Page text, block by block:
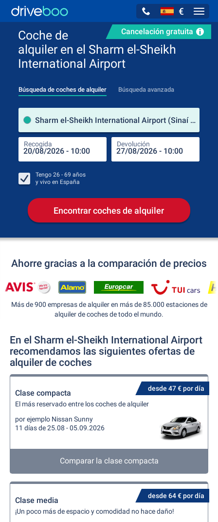
€
Cancelación gratuita
Coche de
alquiler en el Sharm el-Sheikh
International Airport
Búsqueda de coches de alquiler Búsqueda avanzada
Sharm el-Sheikh International Airport (Sinaí del Sur / Egipto)
Recogida Devolución
Tengo 26 - 69 años
y vivo en España
Encontrar coches de alquiler
Ahorre gracias a la comparación de precios
Más de 900 empresas de alquiler en más de 85.000 estaciones de
alquiler de coches de todo el mundo.
En el Sharm el-Sheikh International Airport
recomendamos las siguientes ofertas de
alquiler de coches
desde 47 € por día
Clase compacta
El más reservado entre los coches de alquiler
por ejemplo Nissan Sunny
11 días de 25.08 - 05.09.2026
Comparar la clase compacta
desde 64 € por día
Clase media
¡Un poco más de espacio y comodidad no hace daño!